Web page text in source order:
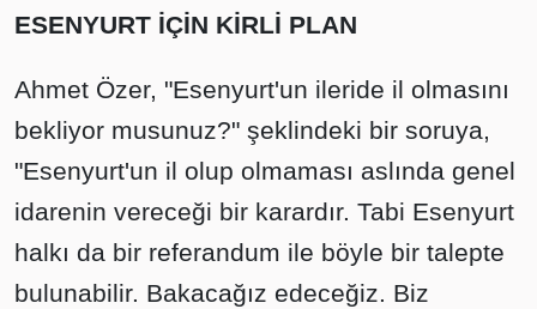
ESENYURT İÇİN KİRLİ PLAN
Ahmet Özer, "Esenyurt'un ileride il olmasını
bekliyor musunuz?" şeklindeki bir soruya,
"Esenyurt'un il olup olmaması aslında genel
idarenin vereceği bir karardır. Tabi Esenyurt
halkı da bir referandum ile böyle bir talepte
bulunabilir. Bakacağız edeceğiz. Biz